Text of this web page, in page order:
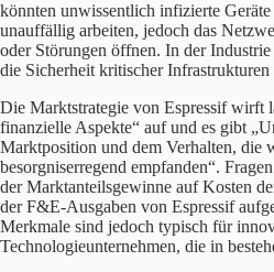
könnten unwissentlich infizierte
unauffällig arbeiten, jedoch das
oder Störungen öffnen. In der
die Sicherheit kritischer Infrastrukturen
Die Marktstrategie von Espressif wirft
finanzielle Aspekte“ auf und es gibt
Marktposition und dem Verhalten, die
besorgniserregend empfanden“.
der Marktanteilsgewinne auf Kosten
der F&E-Ausgaben von Espressif
Merkmale sind jedoch typisch für
Technologieunternehmen, die in